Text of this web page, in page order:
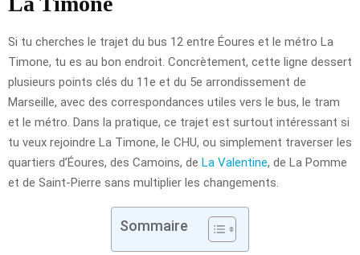
Si tu cherches le trajet du bus 12 entre Éoures et le métro La
Timone, tu es au bon endroit. Concrètement, cette ligne dessert
plusieurs points clés du 11e et du 5e arrondissement de
Marseille, avec des correspondances utiles vers le bus, le tram
et le métro. Dans la pratique, ce trajet est surtout intéressant si
tu veux rejoindre La Timone, le CHU, ou simplement traverser les
quartiers d’Éoures, des Camoins, de La Valentine, de La Pomme
et de Saint-Pierre sans multiplier les changements.
Sommaire